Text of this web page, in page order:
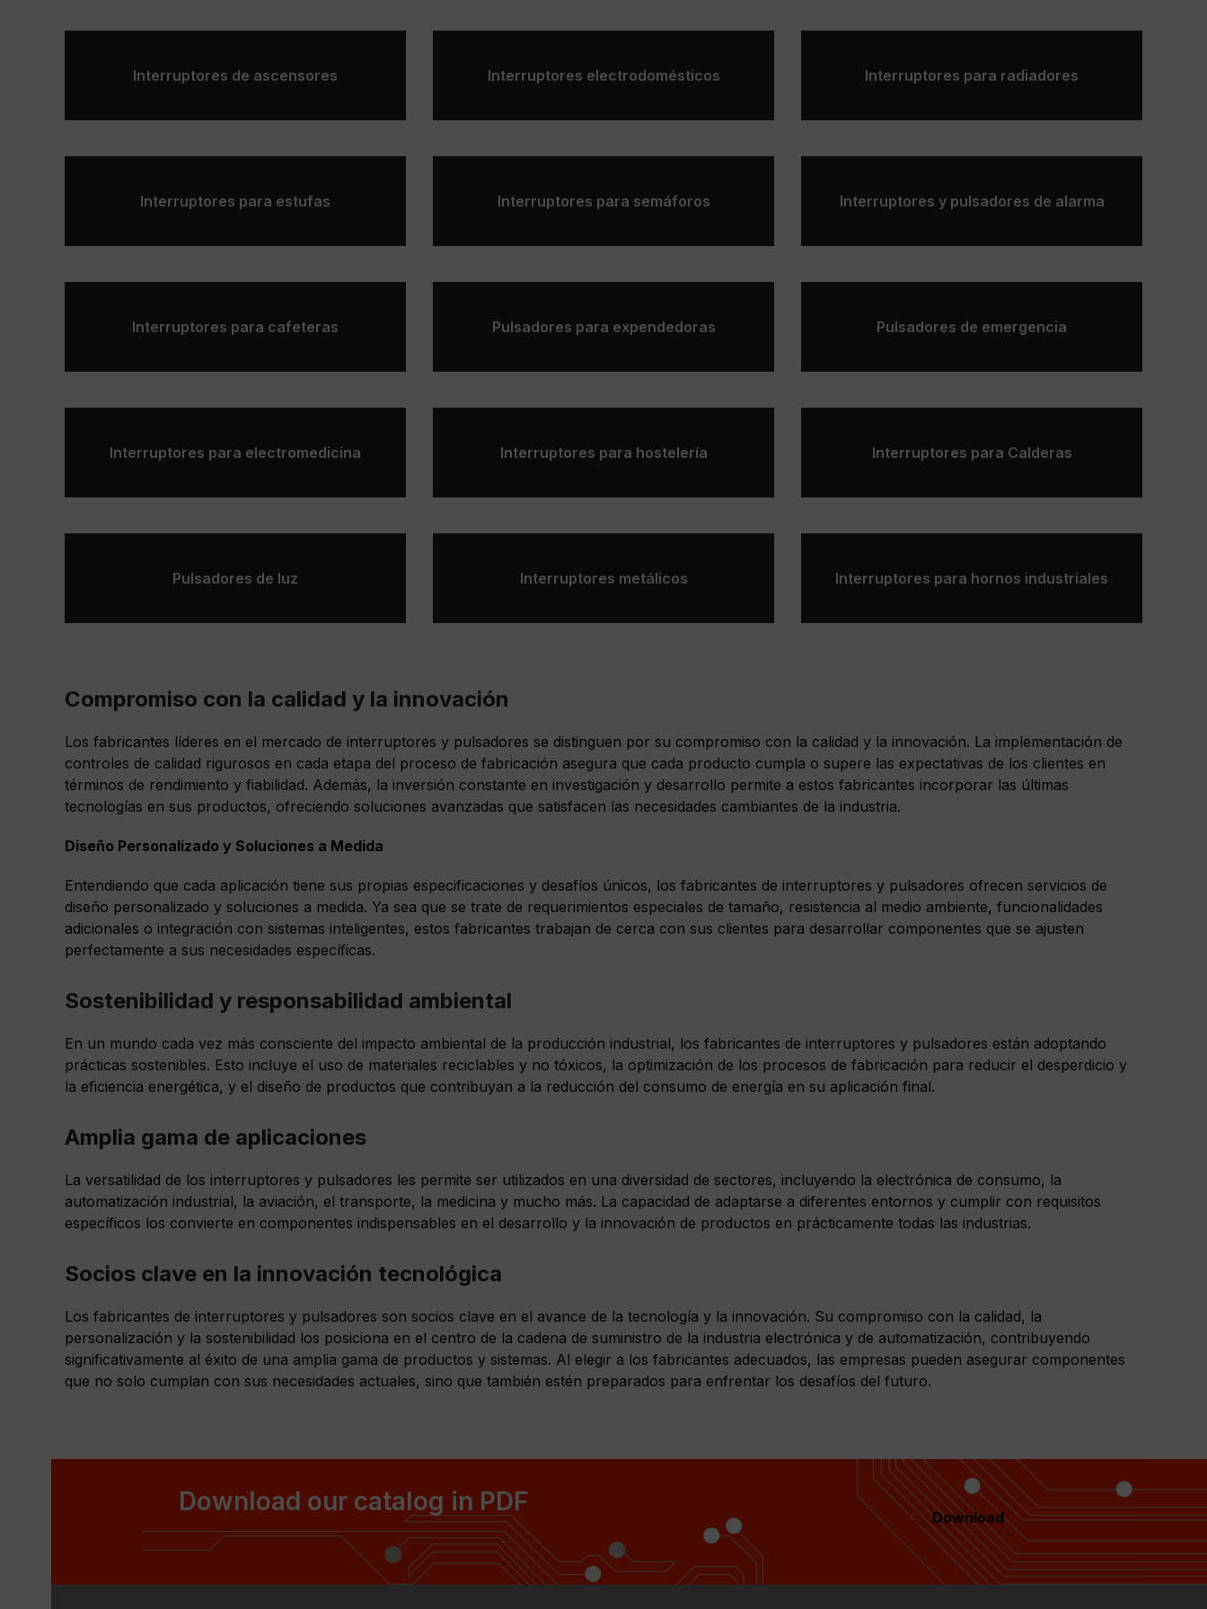
Interruptores de ascensores Interruptores electrodomésticos Interruptores para radiadores
Interruptores para estufas Interruptores para semáforos Interruptores y pulsadores de alarma
Interruptores para cafeteras Pulsadores para expendedoras Pulsadores de emergencia
Interruptores para electromedicina Interruptores para hostelería Interruptores para Calderas
Pulsadores de luz Interruptores metálicos Interruptores para hornos industriales
Compromiso con la calidad y la innovación
Los fabricantes líderes en el mercado de interruptores y pulsadores se distinguen por su compromiso con la calidad y la innovación. La implementación de
controles de calidad rigurosos en cada etapa del proceso de fabricación asegura que cada producto cumpla o supere las expectativas de los clientes en
términos de rendimiento y fiabilidad. Además, la inversión constante en investigación y desarrollo permite a estos fabricantes incorporar las últimas
tecnologías en sus productos, ofreciendo soluciones avanzadas que satisfacen las necesidades cambiantes de la industria.
Diseño Personalizado y Soluciones a Medida
Entendiendo que cada aplicación tiene sus propias especificaciones y desafíos únicos, los fabricantes de interruptores y pulsadores ofrecen servicios de
diseño personalizado y soluciones a medida. Ya sea que se trate de requerimientos especiales de tamaño, resistencia al medio ambiente, funcionalidades
adicionales o integración con sistemas inteligentes, estos fabricantes trabajan de cerca con sus clientes para desarrollar componentes que se ajusten
perfectamente a sus necesidades específicas.
Sostenibilidad y responsabilidad ambiental
En un mundo cada vez más consciente del impacto ambiental de la producción industrial, los fabricantes de interruptores y pulsadores están adoptando
prácticas sostenibles. Esto incluye el uso de materiales reciclables y no tóxicos, la optimización de los procesos de fabricación para reducir el desperdicio y
la eficiencia energética, y el diseño de productos que contribuyan a la reducción del consumo de energía en su aplicación final.
Amplia gama de aplicaciones
La versatilidad de los interruptores y pulsadores les permite ser utilizados en una diversidad de sectores, incluyendo la electrónica de consumo, la
automatización industrial, la aviación, el transporte, la medicina y mucho más. La capacidad de adaptarse a diferentes entornos y cumplir con requisitos
específicos los convierte en componentes indispensables en el desarrollo y la innovación de productos en prácticamente todas las industrias.
Socios clave en la innovación tecnológica
Los fabricantes de interruptores y pulsadores son socios clave en el avance de la tecnología y la innovación. Su compromiso con la calidad, la
personalización y la sostenibilidad los posiciona en el centro de la cadena de suministro de la industria electrónica y de automatización, contribuyendo
significativamente al éxito de una amplia gama de productos y sistemas. Al elegir a los fabricantes adecuados, las empresas pueden asegurar componentes
que no solo cumplan con sus necesidades actuales, sino que también estén preparados para enfrentar los desafíos del futuro.
Download our catalog in PDF
Download